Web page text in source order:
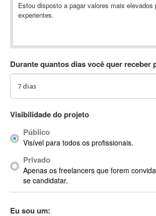
AC Drives
ACDSee
ACPI
Acrobat X
Acronis
ACT
Actian
Actimize
ActionScript
Active Directory
Estou disposto a pagar valores mais elevados
experientes.
Durante quantos dias você quer receber
Visibilidade do projeto
Público
Visível para todos os profissionais.
Privado
Apenas os freelancers que forem
se candidatar.
Eu sou um: